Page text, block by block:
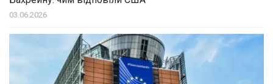
03.06.2026